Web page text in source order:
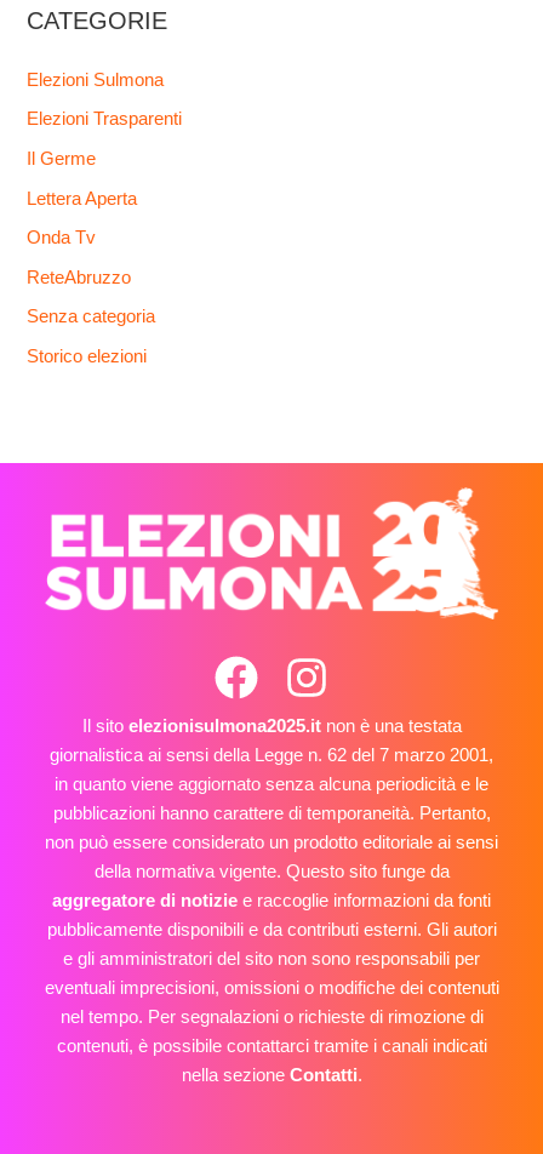
CATEGORIE
Elezioni Sulmona
Elezioni Trasparenti
Il Germe
Lettera Aperta
Onda Tv
ReteAbruzzo
Senza categoria
Storico elezioni
Il sito elezionisulmona2025.itnon è una testata
giornalistica ai sensi della Legge n. 62 del 7 marzo 2001,
in quanto viene aggiornato senza alcuna periodicità e le
pubblicazioni hanno carattere di temporaneità. Pertanto,
non può essere considerato un prodotto editoriale ai sensi
della normativa vigente. Questo sito funge da
aggregatore di notizie e raccoglie informazioni da fonti
pubblicamente disponibili e da contributi esterni. Gli autori
e gli amministratori del sito non sono responsabili per
eventuali imprecisioni, omissioni o modifiche dei contenuti
nel tempo. Per segnalazioni o richieste di rimozione di
contenuti, è possibile contattarci tramite i canali indicati
nella sezione Contatti.